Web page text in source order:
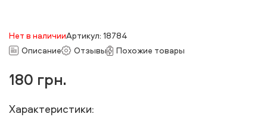
Нет в наличииАртикул: 18784
Описание
Отзывы Похожие товары
180 грн.
Характеристики: